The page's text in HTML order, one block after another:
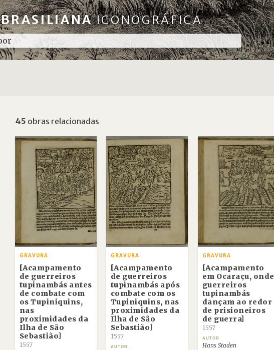
BRASILIANAICONOGRÁFICA
45 obras relacionadas
GRAVURA
[Acampamento
de guerreiros
tupinambás antes
de combate com
os Tupiniquins,
nas
proximidades da
Ilha de São
Sebastião]
1557
GRAVURA
[Acampamento
de guerreiros
tupinambás após
combate com os
Tupiniquins, nas
proximidades da
Ilha de São
Sebastião]
1557
AUTOR
GRAVURA
[Acampamento
em Ocaraçu, onde
guerreiros
tupinambás
dançam ao redor
de prisioneiros
de guerra]
1557
AUTOR
Hans Staden